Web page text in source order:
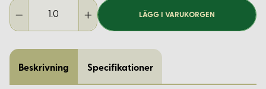
LÄGG I VARUKORGEN
Beskrivning Specifikationer